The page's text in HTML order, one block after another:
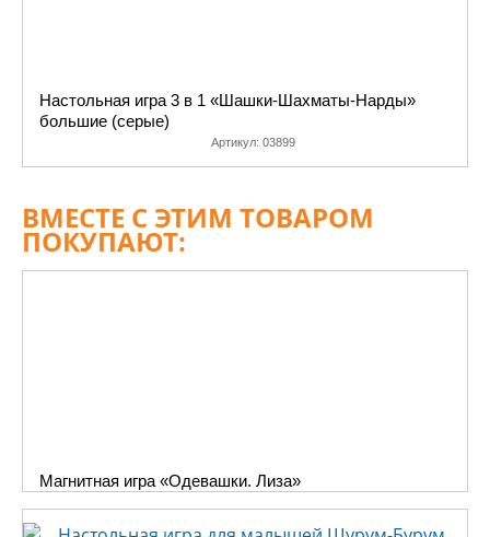
Настольная игра 3 в 1 «Шашки-Шахматы-Нарды»
большие (серые)
Артикул: 03899
ВМЕСТЕ С ЭТИМ ТОВАРОМ
ПОКУПАЮТ:
Магнитная игра «Одевашки. Лиза»